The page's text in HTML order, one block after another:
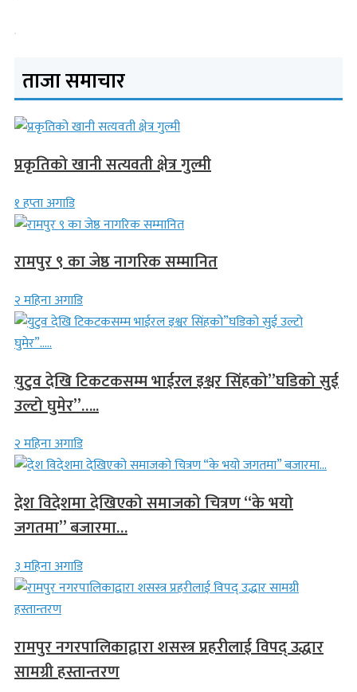
ताजा समाचार
प्रकृतिको खानी सत्यवती क्षेत्र गुल्मी
१ हप्ता अगाडि
रामपुर ९ का जेष्ठ नागरिक सम्मानित
२ महिना अगाडि
युटुव देखि टिकटकसम्म भाईरल इश्वर सिंहको”घडिको सुई
उल्टो घुमेर”…..
२ महिना अगाडि
देश विदेशमा देखिएको समाजको चित्रण “के भयो
जगतमा” बजारमा…
३ महिना अगाडि
रामपुर नगरपालिकाद्वारा शसस्त्र प्रहरीलाई विपद् उद्धार
सामग्री हस्तान्तरण